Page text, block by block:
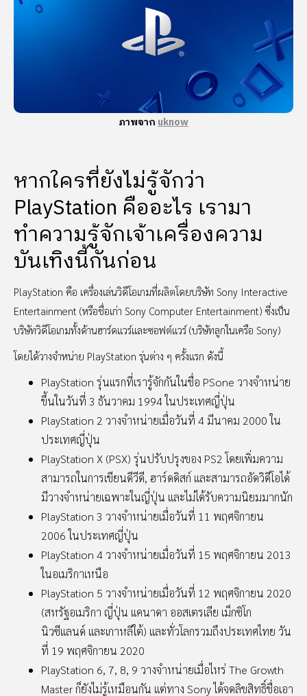
ภาพจากuknow
หากใครที่ยังไม่รู้จักว่า
PlayStation คืออะไร เรามา
ทำความรู้จักเจ้าเครื่องความ
บันเทิงนี้กันก่อน
PlayStation คือ เครื่องเล่นวิดีโอเกมที่ผลิตโดยบริษัท Sony Interactive
Entertainment (หรือชื่อเก่า Sony Computer Entertainment) ซึ่งเป็น
บริษัทวิดีโอเกมทั้งด้านฮาร์ดแวร์และซอฟต์แวร์ (บริษัทลูกในเครือ Sony)
โดยได้วางจำหน่าย PlayStation รุ่นต่าง ๆ ครั้งแรก ดังนี้
PlayStation รุ่นแรกที่เรารู้จักกันในชื่อ PSone วางจำหน่าย
ขึ้นในวันที่ 3 ธันวาคม 1994 ในประเทศญี่ปุ่น
PlayStation 2 วางจำหน่ายเมื่อวันที่ 4 มีนาคม 2000 ใน
ประเทศญี่ปุ่น
PlayStation X (PSX) รุ่นปรับปรุงของ PS2 โดยเพิ่มความ
สามารถในการเขียนดีวีดี, ฮาร์ดดิสก์ และสามารถอัดวิดีโอได้
มีวางจำหน่ายเฉพาะในญี่ปุ่น และไม่ได้รับความนิยมมากนัก
PlayStation 3 วางจำหน่ายเมื่อวันที่ 11 พฤศจิกายน
2006 ในประเทศญี่ปุ่น
PlayStation 4 วางจำหน่ายเมื่อวันที่ 15 พฤศจิกายน 2013
ในอเมริกาเหนือ
PlayStation 5 วางจำหน่ายเมื่อวันที่ 12 พฤศจิกายน 2020
(สหรัฐอเมริกา ญี่ปุ่น แคนาดา ออสเตรเลีย เม็กซิโก
นิวซีแลนด์ และเกาหลีใต้) และทั่วโลกรวมถึงประเทศไทย วัน
ที่ 19 พฤศจิกายน 2020
PlayStation 6, 7, 8, 9 วางจำหน่ายเมื่อไหร่ The Growth
Master ก็ยังไม่รู้เหมือนกัน แต่ทาง Sony ได้จดลิขสิทธิ์ชื่อเอา